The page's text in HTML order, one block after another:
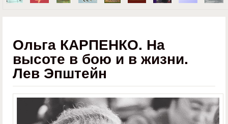
Ольга КАРПЕНКО. На
высоте в бою и в жизни.
Лев Эпштейн